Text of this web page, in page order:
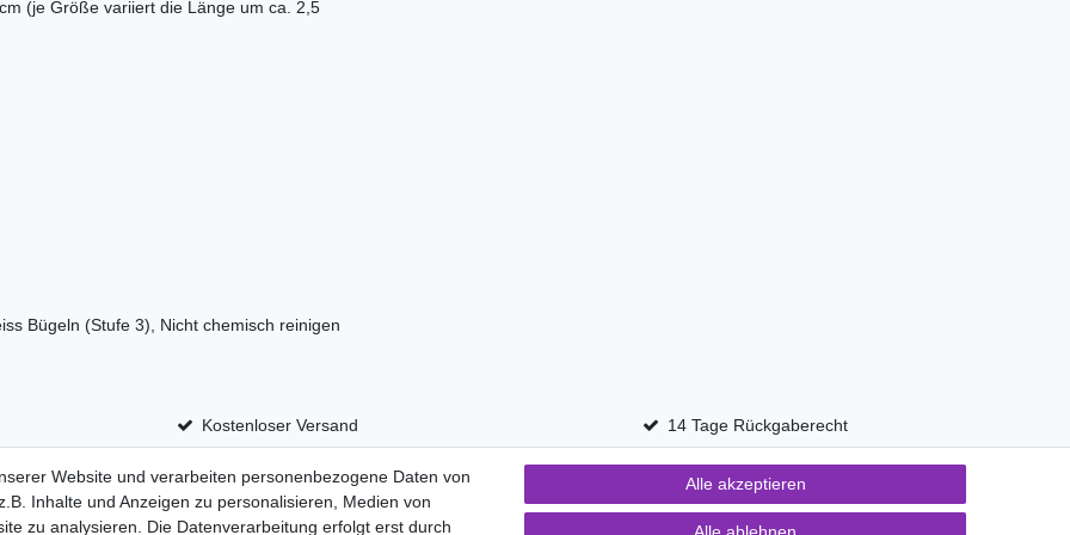
(je Größe variiert die Länge um ca. 2,5
Bügeln (Stufe 3), Nicht chemisch reinigen
Kostenloser Versand 14 Tage Rückgaberecht
AGB Widerrufs­recht Vertrag widerrufen
Website und verarbeiten personenbezogene Daten von
Inhalte und Anzeigen zu personalisieren, Medien von
zu analysieren. Die Datenverarbeitung erfolgt erst durch
Alle akzeptieren